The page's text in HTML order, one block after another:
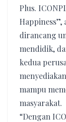
Plus.
dirancang
mendidik,
kedua
mampu
masyarakat.
“Dengan